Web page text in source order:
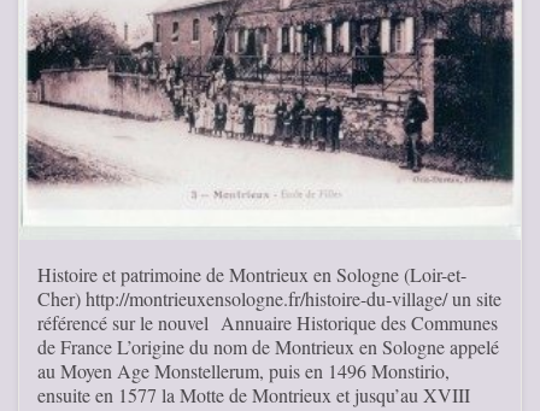
Histoire et patrimoine de Montrieux en Sologne (Loir-et-
Cher) http://montrieuxensologne.fr/histoire-du-village/ un site
référencé sur le nouvel Annuaire Historique des Communes
de France L’origine du nom de Montrieux en Sologne appelé
au Moyen Age Monstellerum, puis en 1496 Monstirio,
ensuite en 1577 la Motte de Montrieux et jusqu’au XVIII